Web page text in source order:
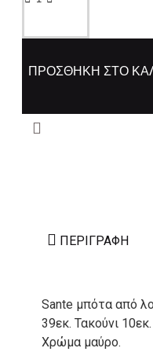
ΠΡΟΣΘΉΚΗ ΣΤΟ
ΠΕΡΙΓΡΑΦΉ
Sante μπότα από
39εκ. Τακούνι
Χρώμα μαύρο.